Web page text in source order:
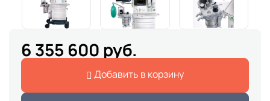
6 355 600 руб.
Добавить в корзину